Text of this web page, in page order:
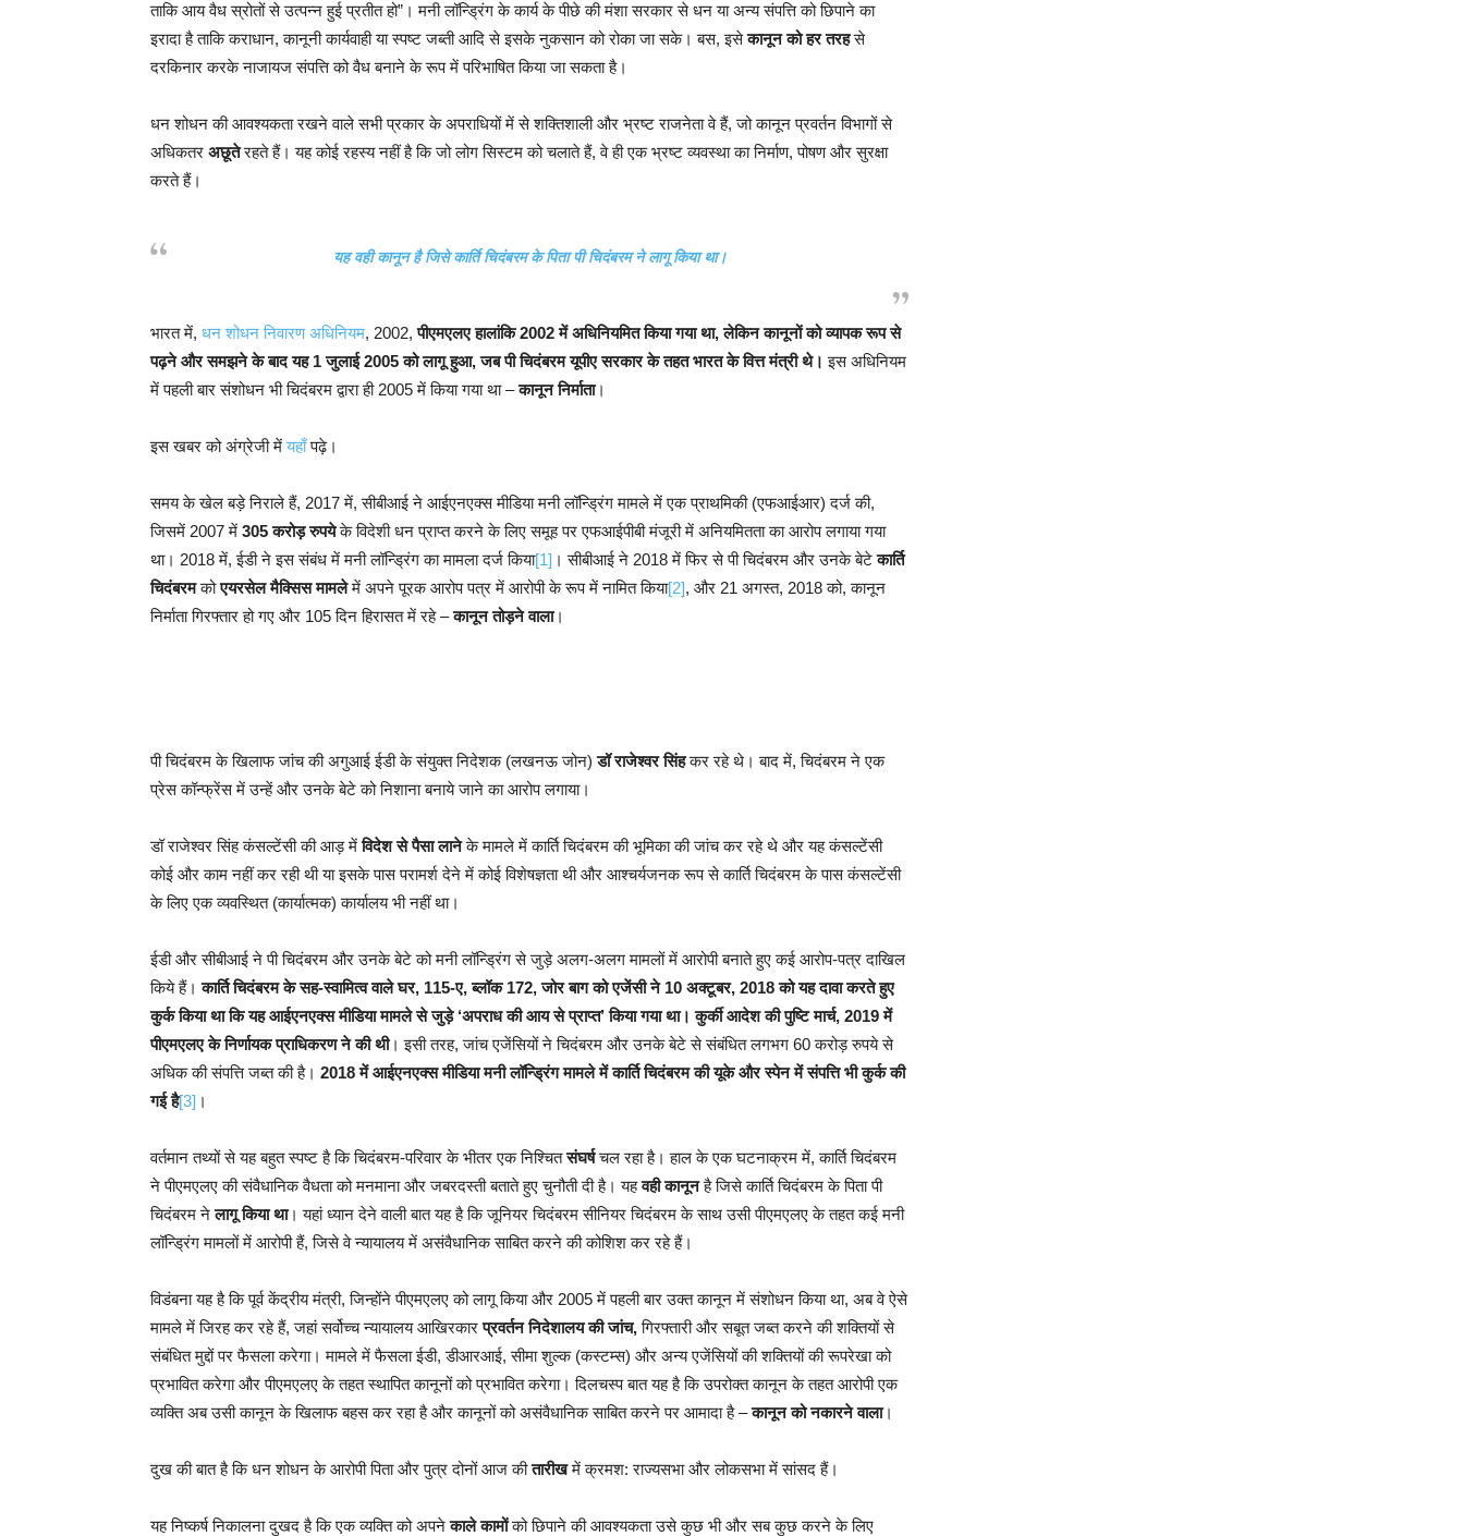
ताकि आय वैध स्रोतों से उत्पन्न हुई प्रतीत हो”। मनी लॉन्ड्रिंग के कार्य के पीछे की मंशा सरकार से धन या अन्य संपत्ति को छिपाने का
इरादा है ताकि कराधान, कानूनी कार्यवाही या स्पष्ट जब्ती आदि से इसके नुकसान को रोका जा सके। बस, इसेकानून को हर तरहसे
दरकिनार करके नाजायज संपत्ति को वैध बनाने के रूप में परिभाषित किया जा सकता है।
धन शोधन की आवश्यकता रखने वाले सभी प्रकार के अपराधियों में से शक्तिशाली और भ्रष्ट राजनेता वे हैं, जो कानून प्रवर्तन विभागों से
अधिकतर अछूतेरहते हैं। यह कोई रहस्य नहीं है कि जो लोग सिस्टम को चलाते हैं, वे ही एक भ्रष्ट व्यवस्था का निर्माण, पोषण और सुरक्षा
करते हैं।
यह वही कानून है जिसे कार्ति चिदंबरम के पिता पी चिदंबरम ने लागू किया था।
भारत में, धन शोधन निवारण अधिनियम, 2002,पीएमएलए हालांकि 2002 में अधिनियमित किया गया था, लेकिन कानूनों को व्यापक रूप से
पढ़ने और समझने के बाद यह 1 जुलाई 2005 को लागू हुआ, जब पी चिदंबरम यूपीए सरकार के तहत भारत के वित्त मंत्री थे। इस अधिनियम
में पहली बार संशोधन भी चिदंबरम द्वारा ही 2005 में किया गया था –कानून निर्माता।
इस खबर को अंग्रेजी मेंयहाँपढ़े।
समय के खेल बड़े निराले हैं, 2017 में, सीबीआई ने आईएनएक्स मीडिया मनी लॉन्ड्रिंग मामले में एक प्राथमिकी (एफआईआर) दर्ज की,
जिसमें 2007 में 305 करोड़ रुपयेके विदेशी धन प्राप्त करने के लिए समूह पर एफआईपीबी मंजूरी में अनियमितता का आरोप लगाया गया
था। 2018 में, ईडी ने इस संबंध में मनी लॉन्ड्रिंग का मामला दर्ज किया[1] । सीबीआई ने 2018 में फिर से पी चिदंबरम और उनके बेटेकार्ति
चिदंबरमकोएयरसेल मैक्सिस मामलेमें अपने पूरक आरोप पत्र में आरोपी के रूप में नामित किया[2], और 21 अगस्त, 2018 को, कानून
निर्माता गिरफ्तार हो गए और 105 दिन हिरासत में रहे –कानून तोड़ने वाला।
पी चिदंबरम के खिलाफ जांच की अगुआई ईडी के संयुक्त निदेशक (लखनऊ जोन)डॉ राजेश्वर सिंहकर रहे थे। बाद में, चिदंबरम ने एक
प्रेस कॉन्फ्रेंस में उन्हें और उनके बेटे को निशाना बनाये जाने का आरोप लगाया।
डॉ राजेश्वर सिंह कंसल्टेंसी की आड़ मेंविदेश से पैसा लानेके मामले में कार्ति चिदंबरम की भूमिका की जांच कर रहे थे और यह कंसल्टेंसी
कोई और काम नहीं कर रही थी या इसके पास परामर्श देने में कोई विशेषज्ञता थी और आश्चर्यजनक रूप से कार्ति चिदंबरम के पास कंसल्टेंसी
के लिए एक व्यवस्थित (कार्यात्मक) कार्यालय भी नहीं था।
ईडी और सीबीआई ने पी चिदंबरम और उनके बेटे को मनी लॉन्ड्रिंग से जुड़े अलग-अलग मामलों में आरोपी बनाते हुए कई आरोप-पत्र दाखिल
किये हैं।कार्ति चिदंबरम के सह-स्वामित्व वाले घर, 115-ए, ब्लॉक 172, जोर बाग को एजेंसी ने 10 अक्टूबर, 2018 को यह दावा करते हुए
कुर्क किया था कि यह आईएनएक्स मीडिया मामले से जुड़े ‘अपराध की आय से प्राप्त’ किया गया था। कुर्की आदेश की पुष्टि मार्च, 2019 में
पीएमएलए के निर्णायक प्राधिकरण ने की थी। इसी तरह, जांच एजेंसियों ने चिदंबरम और उनके बेटे से संबंधित लगभग 60 करोड़ रुपये से
अधिक की संपत्ति जब्त की है। 2018 में आईएनएक्स मीडिया मनी लॉन्ड्रिंग मामले में कार्ति चिदंबरम की यूके और स्पेन में संपत्ति भी कुर्क की
गई है[3] ।
वर्तमान तथ्यों से यह बहुत स्पष्ट है कि चिदंबरम-परिवार के भीतर एक निश्चितसंघर्षचल रहा है। हाल के एक घटनाक्रम में, कार्ति चिदंबरम
ने पीएमएलए की संवैधानिक वैधता को मनमाना और जबरदस्ती बताते हुए चुनौती दी है। यहवही कानूनहै जिसे कार्ति चिदंबरम के पिता पी
चिदंबरम नेलागू किया था। यहां ध्यान देने वाली बात यह है कि जूनियर चिदंबरम सीनियर चिदंबरम के साथ उसी पीएमएलए के तहत कई मनी
लॉन्ड्रिंग मामलों में आरोपी हैं, जिसे वे न्यायालय में असंवैधानिक साबित करने की कोशिश कर रहे हैं।
विडंबना यह है कि पूर्व केंद्रीय मंत्री, जिन्होंने पीएमएलए को लागू किया और 2005 में पहली बार उक्त कानून में संशोधन किया था, अब वे ऐसे
मामले में जिरह कर रहे हैं, जहां सर्वोच्च न्यायालय आखिरकारप्रवर्तन निदेशालय की जांच,गिरफ्तारी और सबूत जब्त करने की शक्तियों से
संबंधित मुद्दों पर फैसला करेगा। मामले में फैसला ईडी, डीआरआई, सीमा शुल्क (कस्टम्स) और अन्य एजेंसियों की शक्तियों की रूपरेखा को
प्रभावित करेगा और पीएमएलए के तहत स्थापित कानूनों को प्रभावित करेगा। दिलचस्प बात यह है कि उपरोक्त कानून के तहत आरोपी एक
व्यक्ति अब उसी कानून के खिलाफ बहस कर रहा है और कानूनों को असंवैधानिक साबित करने पर आमादा है –कानून को नकारने वाला।
दुख की बात है कि धन शोधन के आरोपी पिता और पुत्र दोनों आज कीतारीखमें क्रमश: राज्यसभा और लोकसभा में सांसद हैं।
यह निष्कर्ष निकालना दुखद है कि एक व्यक्ति को अपनेकाले कामोंको छिपाने की आवश्यकता उसे कुछ भी और सब कुछ करने के लिए